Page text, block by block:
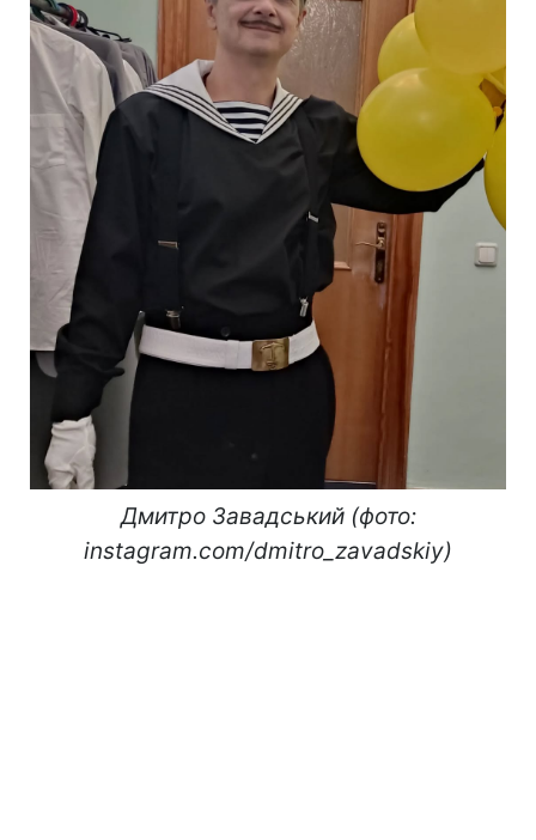
Дмитро Завадський (фото:
instagram.com/dmitro_zavadskiy)